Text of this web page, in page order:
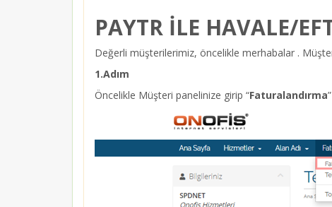
PAYTR İLE HAVALE/
Değerli müşterilerimiz, öncelikle merhabalar .
1.Adım
Öncelikle Müşteri panelinize girip “Faturalandırma